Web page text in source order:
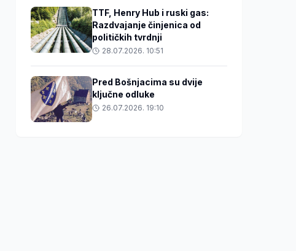
TTF, Henry Hub i ruski gas:
Razdvajanje činjenica od
političkih tvrdnji
28.07.2026. 10:51
Pred Bošnjacima su dvije
ključne odluke
26.07.2026. 19:10